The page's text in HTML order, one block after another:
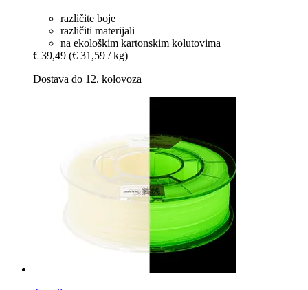
različite boje
različiti materijali
na ekološkim kartonskim kolutovima
€ 39,49 (€ 31,59 / kg)
Dostava do 12. kolovoza